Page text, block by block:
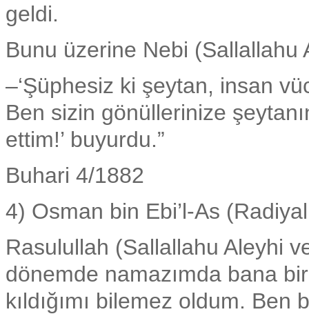
geldi.
Bunu üzerine Nebi
–‘Şüphesiz ki şeytan, insan
Ben sizin gönüllerinize
ettim!’ buyurdu.”
Buhari 4/1882
4) Osman bin Ebi’l-As
Rasulullah (Sallallahu Aleyhi
dönemde namazımda bana
kıldığımı bilemez oldum.